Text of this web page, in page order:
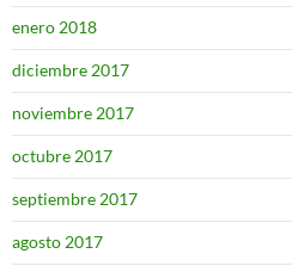
enero 2018
diciembre 2017
noviembre 2017
octubre 2017
septiembre 2017
agosto 2017